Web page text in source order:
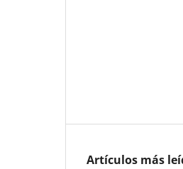
Artículos más